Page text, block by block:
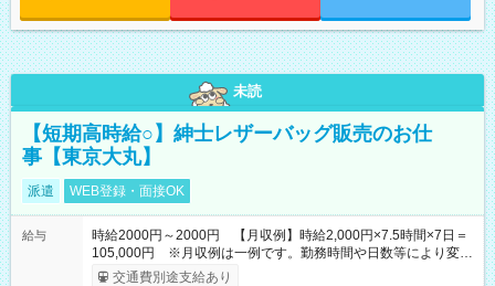
未読
【短期高時給○】紳士レザーバッグ販売のお仕
事【東京大丸】
派遣 WEB登録・面接OK
給与
時給2000円～2000円 【月収例】時給2,000円×7.5時間×7日＝
105,000円 ※月収例は一例です。勤務時間や日数等により変動
いたします。
交通費別途支給あり